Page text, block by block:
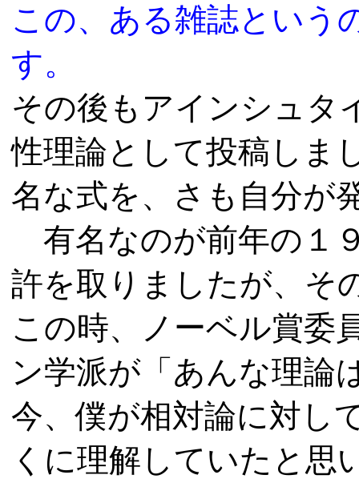
この、ある雑誌という
す。
その後もアインシュタ
性理論として投稿しま
名な式を、さも自分が
有名なのが前年の１
許を取りましたが、そ
この時、ノーベル賞委
ン学派が「あんな理論
今、僕が相対論に対し
くに理解していたと思